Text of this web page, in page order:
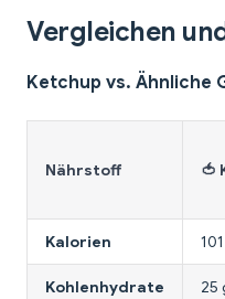
Vergleichen
Ketchup vs. Ähnliche
Nährstoff 🍅
Kalorien
Kohlenhydrate 25